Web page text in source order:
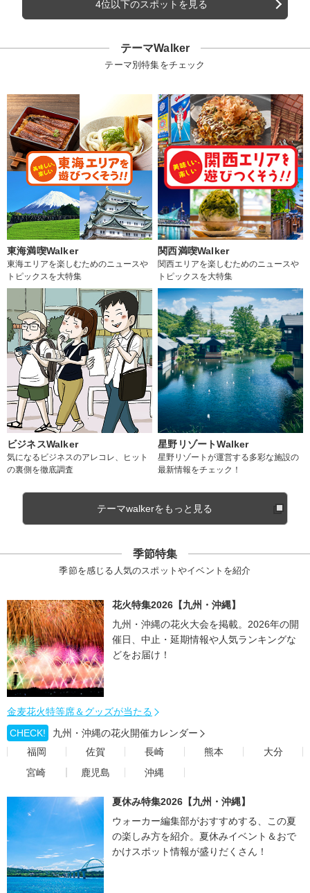
4位以下のスポットを見る
テーマWalker
テーマ別特集をチェック
東海満喫Walker
東海エリアを楽しむためのニュースや
トピックスを大特集
関西満喫Walker
関西エリアを楽しむためのニュースや
トピックスを大特集
ビジネスWalker
気になるビジネスのアレコレ、ヒット
の裏側を徹底調査
星野リゾートWalker
星野リゾートが運営する多彩な施設の
最新情報をチェック！
テーマwalkerをもっと見る
季節特集
季節を感じる人気のスポットやイベントを紹介
花火特集2026【九州・沖縄】
九州・沖縄の花火大会を掲載。2026年の開
催日、中止・延期情報や人気ランキングな
どをお届け！
金麦花火特等席＆グッズが当たる
CHECK!
九州・沖縄の花火開催カレンダー
福岡
佐賀 長崎 熊本
大分
宮崎
鹿児島 沖縄
夏休み特集2026【九州・沖縄】
ウォーカー編集部がおすすめする、この夏
の楽しみ方を紹介。夏休みイベント＆おで
かけスポット情報が盛りだくさん！